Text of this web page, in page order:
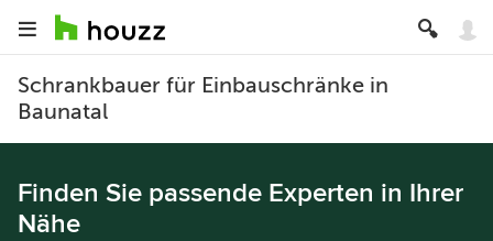
Schrankbauer für Einbauschränke in
Baunatal
Finden Sie passende Experten in Ihrer
Nähe